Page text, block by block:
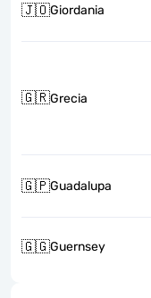
🇯🇴Giordania
🇬🇷Grecia
🇬🇵Guadalupa
🇬🇬Guernsey